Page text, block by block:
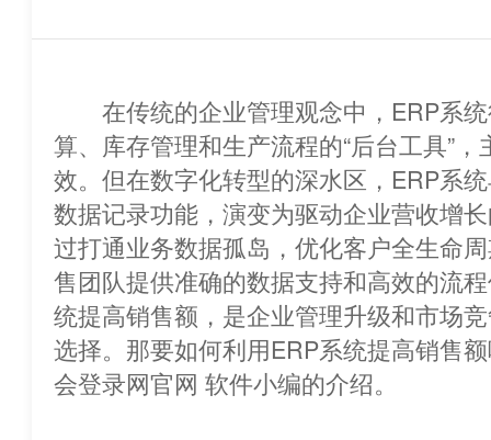
在传统的企业管理观念中，ERP系统
算、库存管理和生产流程的“后台工具
效。但在数字化转型的深水区，ERP系
数据记录功能，演变为驱动企业营收
过打通业务数据孤岛，优化客户全生命
售团队提供准确的数据支持和高效的流
统提高销售额，是企业管理升级和市场
选择。那要如何利用ERP系统提高销售
会登录网官网 软件小编的介绍。